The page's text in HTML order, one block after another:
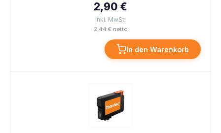
2,90 €
inkl. MwSt.
2,44 € netto
In den Warenkorb